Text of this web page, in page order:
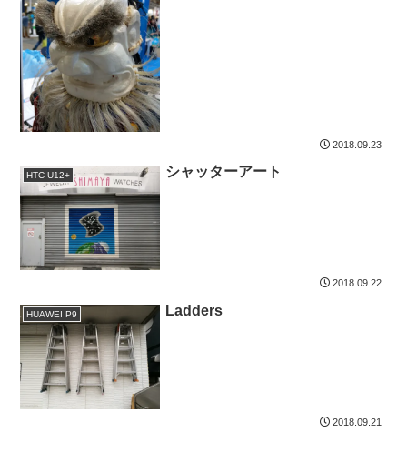
2018.09.23
HTC U12+ シャッターアート
2018.09.22
HUAWEI P9 Ladders
2018.09.21